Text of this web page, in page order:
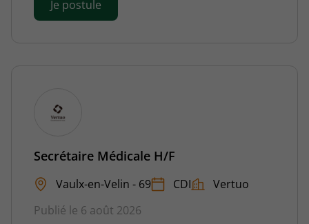
Je postule
Secrétaire Médicale H/F
Vaulx-en-Velin - 69 CDI
Vertuo
Publié le 6 août 2026